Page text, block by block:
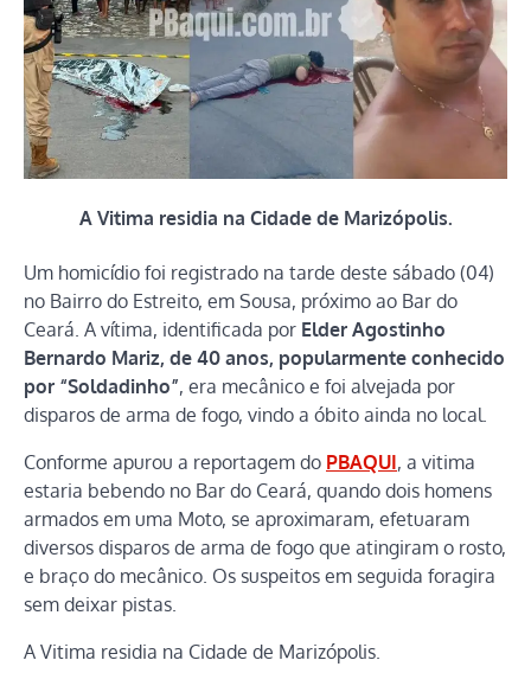
A Vitima residia na Cidade de Marizópolis.
Um homicídio foi registrado na tarde deste sábado (04)
no Bairro do Estreito, em Sousa, próximo ao Bar do
Ceará. A vítima, identificada por Elder Agostinho
Bernardo Mariz, de 40 anos, popularmente conhecido
por “Soldadinho”, era mecânico e foi alvejada por
disparos de arma de fogo, vindo a óbito ainda no local.
Conforme apurou a reportagem do PBAQUI, a vitima
estaria bebendo no Bar do Ceará, quando dois homens
armados em uma Moto, se aproximaram, efetuaram
diversos disparos de arma de fogo que atingiram o rosto,
e braço do mecânico. Os suspeitos em seguida foragira
sem deixar pistas.
A Vitima residia na Cidade de Marizópolis.